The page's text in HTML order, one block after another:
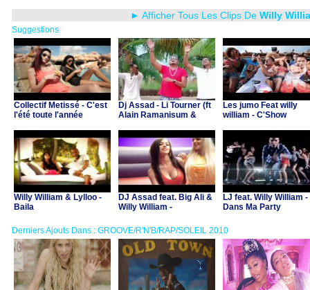
► Afficher Tous Les Clips De Willy
Suggestions
Collectif Metissé - C'est
l'été toute l'année
Dj Assad - Li Tourner (ft
Alain Ramanisum &
Les jumo Feat willy
william - C'Show
Willy William & Lylloo -
Baila
DJ Assad feat. Big Ali &
Willy William -
LJ feat. Willy William -
Dans Ma Party
Derniers Ajouts Dans : GROOVE/R'N'B/RAP/SOLEIL 2010